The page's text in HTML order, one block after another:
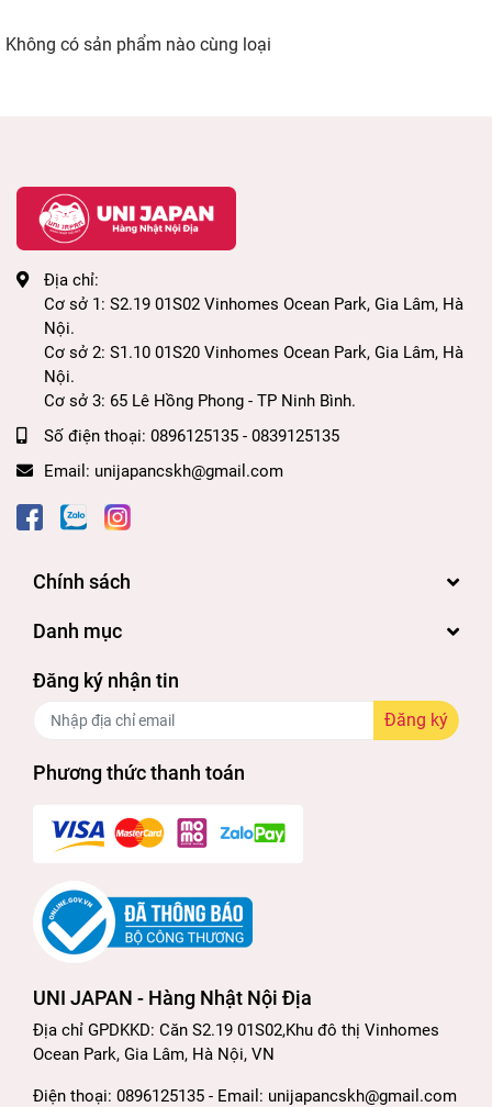
Không có sản phẩm nào cùng loại
Địa chỉ:
Cơ sở 1: S2.19 01S02 Vinhomes Ocean Park, Gia Lâm, Hà
Nội.
Cơ sở 2: S1.10 01S20 Vinhomes Ocean Park, Gia Lâm, Hà
Nội.
Cơ sở 3: 65 Lê Hồng Phong - TP Ninh Bình.
Số điện thoại: 0896125135 - 0839125135
Email: unijapancskh@gmail.com
Chính sách
Danh mục
Đăng ký nhận tin
Đăng ký
Phương thức thanh toán
UNI JAPAN - Hàng Nhật Nội Địa
Địa chỉ GPDKKD: Căn S2.19 01S02,Khu đô thị Vinhomes
Ocean Park, Gia Lâm, Hà Nội, VN
Điện thoại: 0896125135 - Email: unijapancskh@gmail.com